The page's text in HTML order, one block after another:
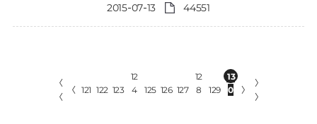
2015-07-13 44551
〈
〈
〈 121 122 123
12
4
125 126 127
12
8
129
13
0
〉
〉
〉